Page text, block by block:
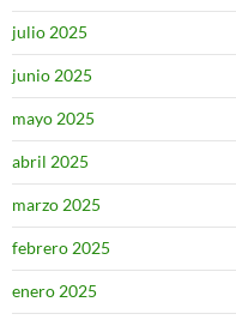
julio 2025
junio 2025
mayo 2025
abril 2025
marzo 2025
febrero 2025
enero 2025